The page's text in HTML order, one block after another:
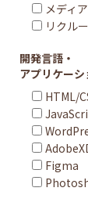
メディア
リクル
開発言語・
アプリケーシ
HTML/
Figma